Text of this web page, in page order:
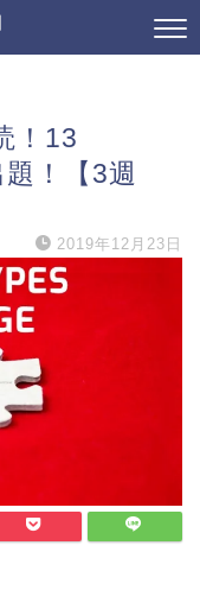
！13
！【3週
2019年12月23日